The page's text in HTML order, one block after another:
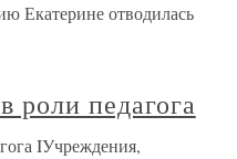
Екатерине отводилась
роли педагога
IУчреждения,